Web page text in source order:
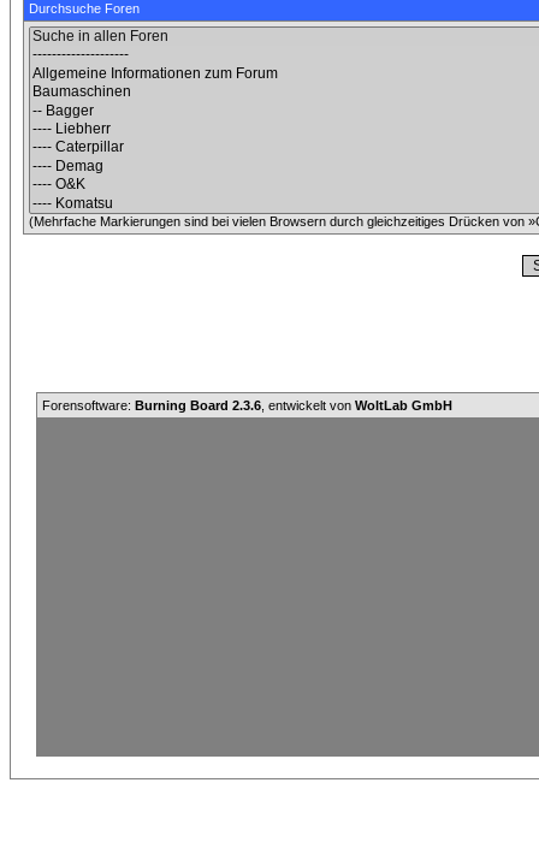
Durchsuche Foren
(Mehrfache Markierungen sind bei vielen Browsern durch gleichzeitiges Drücken von
Forensoftware: Burning Board 2.3.6 , entwickelt von WoltLab GmbH